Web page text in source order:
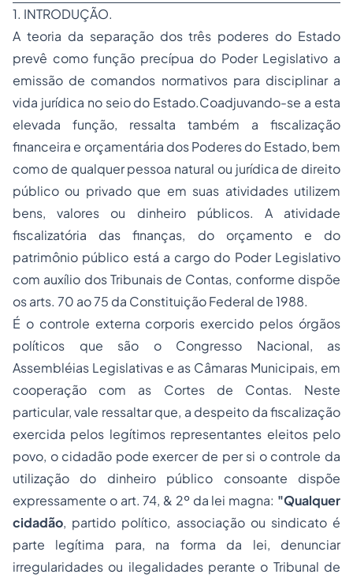
1. INTRODUÇÃO.
A teoria da separaçãodos três poderes do Estado
prevê como função precípua do Poder Legislativo a
emissão de comandos normativos para disciplinar a
vida jurídica no seio do Estado.Coadjuvando-se a esta
elevada função, ressalta também a fiscalização
financeira e orçamentária dos Poderes do Estado, bem
como de qualquer pessoa natural ou jurídica de direito
público ou privado que em suas atividades utilizem
bens, valores ou dinheiro públicos. A atividade
fiscalizatória das finanças, do orçamentoe do
patrimônio público está a cargo do Poder Legislativo
com auxílio dos Tribunais de Contas, conforme dispõe
os arts. 70 ao 75 da Constituição Federal de 1988.
É o controle externa corporis exercido pelos órgãos
políticos que são o Congresso Nacional, as
Assembléias Legislativas e as Câmaras Municipais, em
cooperação com as Cortes de Contas. Neste
particular, vale ressaltar que, a despeito da fiscalização
exercida pelos legítimos representantes eleitos pelo
povo, o cidadão pode exercer de per si o controle da
utilização do dinheiro público consoante dispõe
expressamente o art. 74, & 2º da lei magna: "Qualquer
cidadão, partido político, associação ou sindicato é
parte legítima para, na forma da lei, denunciar
irregularidades ou ilegalidades perante o Tribunal de